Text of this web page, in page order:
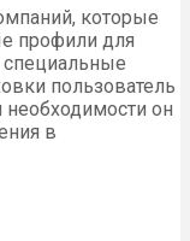
которые
профили для
специальные
пользователь
он
в